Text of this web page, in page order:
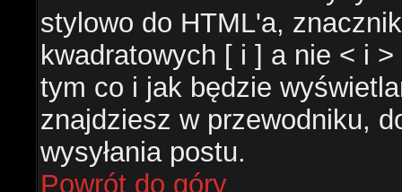
stylowo do HTML'a,
kwadratowych [ i ] a nie < i
tym co i jak będzie
znajdziesz w przewodniku,
wysyłania postu.
Powrót do góry